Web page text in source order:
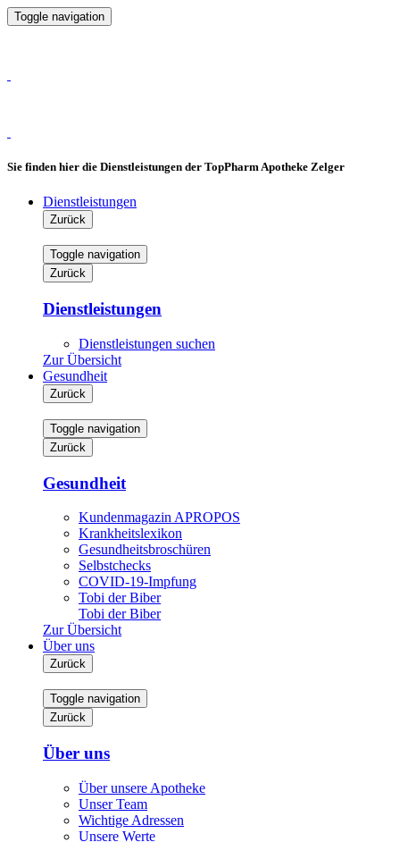
Toggle navigation
Sie finden hier die Dienstleistungen der TopPharm Apotheke Zelger
Dienstleistungen
Zurück
Toggle navigation
Zurück
Dienstleistungen
Dienstleistungen suchen
Zur Übersicht
Gesundheit
Zurück
Toggle navigation
Zurück
Gesundheit
Kundenmagazin APROPOS
Krankheitslexikon
Gesundheitsbroschüren
Selbstchecks
COVID-19-Impfung
Tobi der Biber
Tobi der Biber
Zur Übersicht
Über uns
Zurück
Toggle navigation
Zurück
Über uns
Über unsere Apotheke
Unser Team
Wichtige Adressen
Unsere Werte